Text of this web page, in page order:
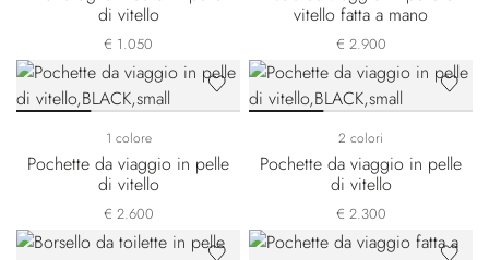
di vitello
€ 1.050
vitello fatta a mano
€ 2.900
1 colore
Pochette da viaggio in pelle
di vitello
€ 2.600
2 colori
Pochette da viaggio in pelle
di vitello
€ 2.300